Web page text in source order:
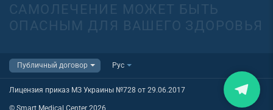
САМОЛЕЧЕНИЕ МОЖЕТ БЫТЬ
ОПАСНЫМ ДЛЯ ВАШЕГО ЗДОРОВЬЯ
Лицензия приказ МЗ Украины №728 от 29.06.2017
© Smart Medical Center 2026